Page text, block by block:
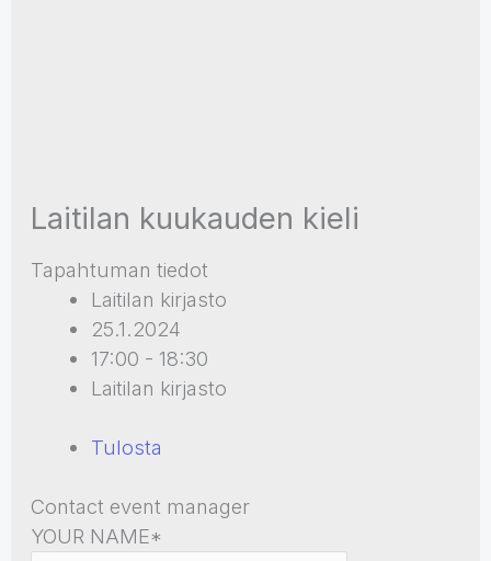
Laitilan kuukauden kieli
Tapahtuman tiedot
Laitilan kirjasto
25.1.2024
17:00 - 18:30
Laitilan kirjasto
Tulosta
Contact event manager
YOUR NAME*